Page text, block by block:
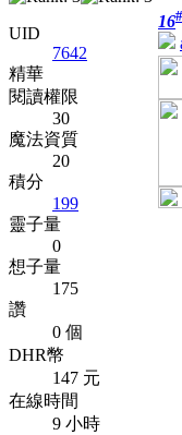
UID
7642
精華
閱讀權限
30
魔法資質
20
積分
199
靈子量
0
想子量
175
讚
0 個
DHR幣
147 元
在線時間
9 小時
16#